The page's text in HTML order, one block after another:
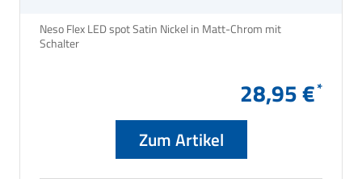
Neso Flex LED spot Satin Nickel in Matt-Chrom mit
28,95 €
Zum Artikel